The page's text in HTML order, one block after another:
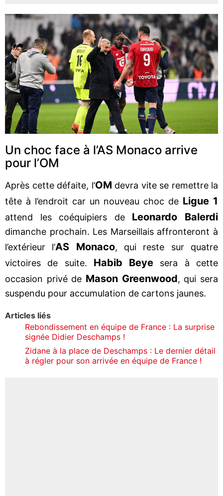
Un choc face à l’AS Monaco arrive
pour l’OM
Après cette défaite, l’OM devra vite se remettre la
tête à l’endroit car un nouveau choc de Ligue 1
attend les coéquipiers deLeonardo Balerdi
dimanche prochain. Les Marseillais affronteront à
l’extérieur l’AS Monaco, qui reste sur quatre
victoires de suite. Habib Beye sera à cette
occasion privé de Mason Greenwood, qui sera
suspendu pour accumulation de cartons jaunes.
Articles liés
Rebondissement en équipe de France : La surprise
signée Didier Deschamps !
Zidane à la place de Deschamps : Le dernier détail
à régler pour son arrivée en équipe de France !